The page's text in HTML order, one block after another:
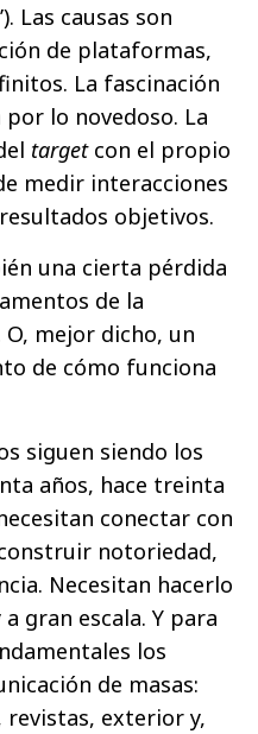
Las causas son
de plataformas,
La fascinación
lo novedoso. La
targetcon el propio
medir interacciones
objetivos.
una cierta pérdida
de la
mejor dicho, un
de cómo funciona
siguen siendo los
años, hace treinta
conectar con
notoriedad,
Necesitan hacerlo
gran escala. Y para
los
de masas:
exterior y,